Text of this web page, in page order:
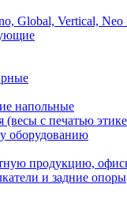
Global, Vertical, Neo
напольные
с печатью
оборудованию
продукцию,
и задние опоры